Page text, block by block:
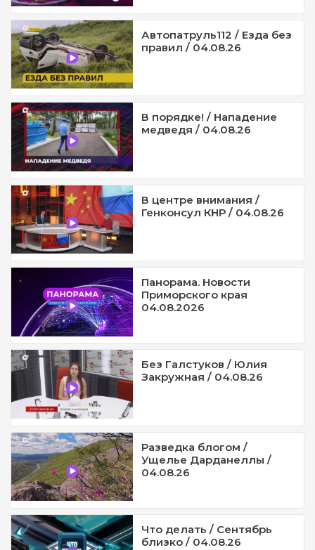
Автопатруль112 / Езда без
правил / 04.08.26
В порядке! / Нападение
медведя / 04.08.26
В центре внимания /
Генконсул КНР / 04.08.26
Панорама. Новости
Приморского края
04.08.2026
Без Галстуков / Юлия
Закружная / 04.08.26
Разведка блогом /
Ущелье Дарданеллы /
04.08.26
Что делать / Сентябрь
близко / 04.08.26